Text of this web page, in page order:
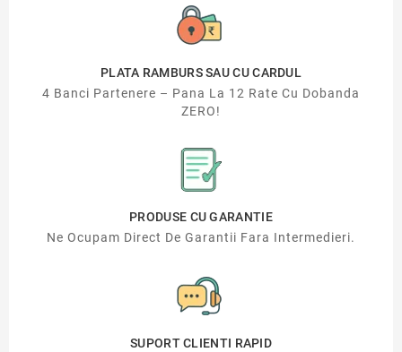
PLATA RAMBURS SAU CU CARDUL
4 Banci Partenere – Pana La 12 Rate Cu Dobanda
ZERO!
PRODUSE CU GARANTIE
Ne Ocupam Direct De Garantii Fara Intermedieri.
SUPORT CLIENTI RAPID